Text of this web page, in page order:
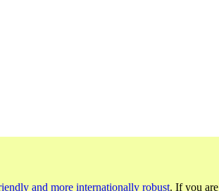
and more internationally robust. If you are